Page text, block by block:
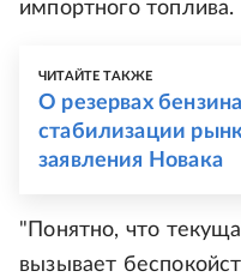
импортного топлива.
ЧИТАЙТЕ ТАКЖЕ
О резервах
стабилизации
заявления Новака
"Понятно, что
вызывает